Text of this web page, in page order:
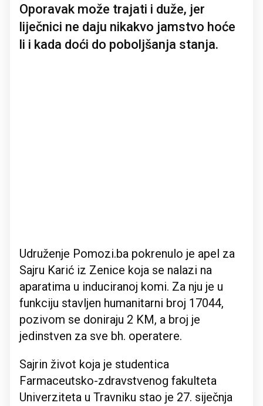
Oporavak može trajati i duže, jer
liječnici ne daju nikakvo jamstvo hoće
li i kada doći do poboljšanja stanja.
Udruženje Pomozi.ba pokrenulo je apel za
Sajru Karić iz Zenice koja se nalazi na
aparatima u induciranoj komi. Za nju je u
funkciju stavljen humanitarni broj 17044,
pozivom se doniraju 2 KM, a broj je
jedinstven za sve bh. operatere.
Sajrin život koja je studentica
Farmaceutsko-zdravstvenog fakulteta
Univerziteta u Travniku stao je 27. siječnja